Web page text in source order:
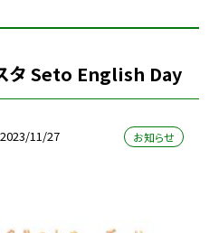
スタ Seto English Day
2023/11/27 お知らせ